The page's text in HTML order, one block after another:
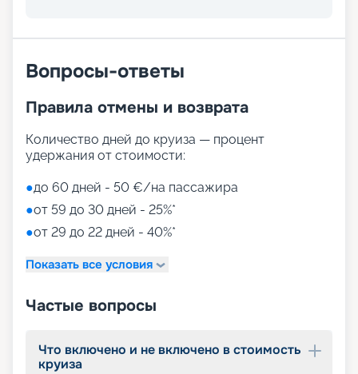
Вопросы-ответы
Правила отмены и возврата
Количество дней до круиза — процент
удержания от стоимости:
●до 60 дней - 50 €/на пассажира
●от 59 до 30 дней - 25%*
●от 29 до 22 дней - 40%*
Показать все условия
Частые вопросы
Что включено и не включено в стоимость
круиза